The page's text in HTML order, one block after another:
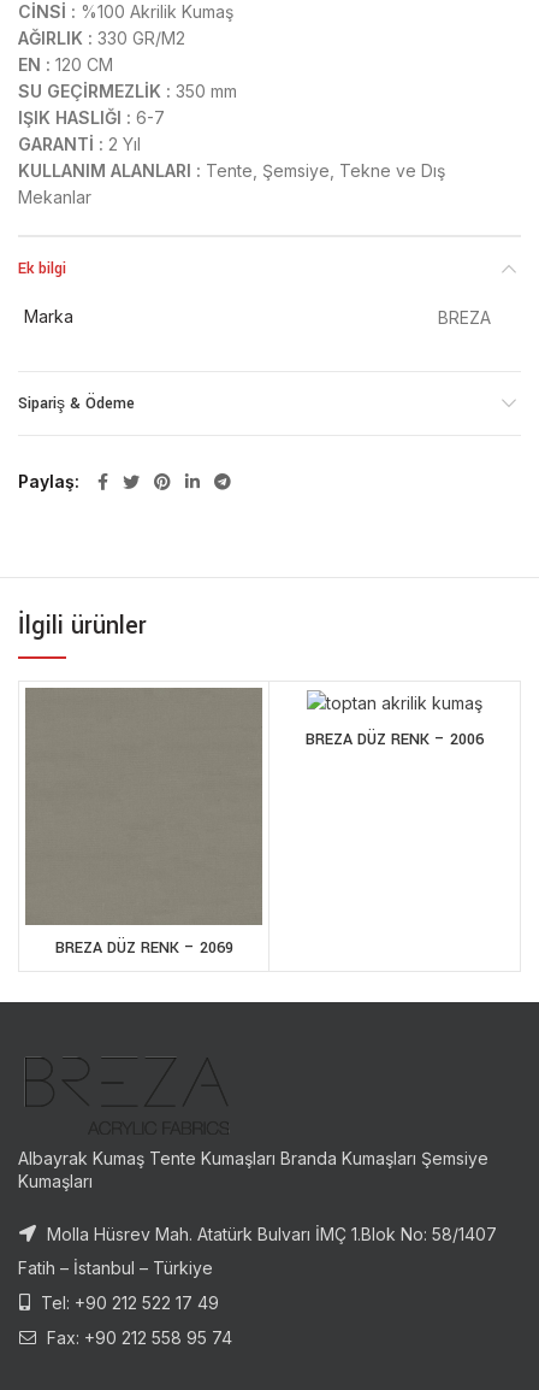
CİNSİ : %100 Akrilik Kumaş
AĞIRLIK : 330 GR/M2
EN : 120 CM
SU GEÇİRMEZLİK : 350 mm
IŞIK HASLIĞI : 6-7
GARANTİ : 2 Yıl
KULLANIM ALANLARI : Tente, Şemsiye, Tekne ve Dış
Mekanlar
Ek bilgi
Marka BREZA
Sipariş & Ödeme
Paylaş
İlgili ürünler
BREZA DÜZ RENK – 2069
BREZA DÜZ RENK – 2006
Albayrak Kumaş Tente Kumaşları Branda Kumaşları Şemsiye
Kumaşları
Molla Hüsrev Mah. Atatürk Bulvarı İMÇ 1.Blok No: 58/1407
Fatih – İstanbul – Türkiye
Tel: +90 212 522 17 49
Fax: +90 212 558 95 74